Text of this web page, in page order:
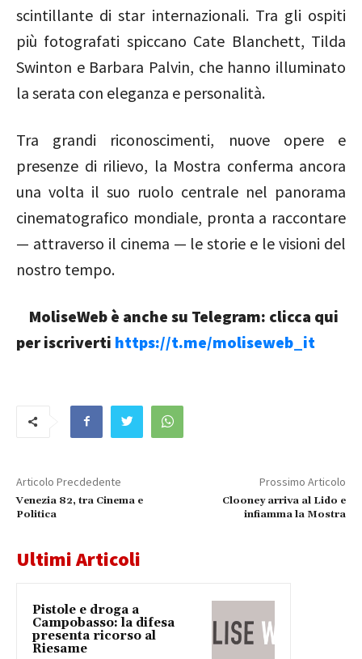
scintillante di star internazionali. Tra gli ospiti
più fotografati spiccano Cate Blanchett, Tilda
Swinton e Barbara Palvin, che hanno illuminato
la serata con eleganza e personalità.
Tra grandi riconoscimenti, nuove opere e
presenze di rilievo, la Mostra conferma ancora
una volta il suo ruolo centrale nel panorama
cinematografico mondiale, pronta a raccontare
— attraverso il cinema — le storie e le visioni del
nostro tempo.
MoliseWeb è anche su Telegram: clicca qui
per iscriverti https://t.me/moliseweb_it
Articolo Precdedente
Venezia 82, tra Cinema e
Politica
Prossimo Articolo
Clooney arriva al Lido e
infiamma la Mostra
Ultimi Articoli
Pistole e droga a
Campobasso: la difesa
presenta ricorso al
Riesame